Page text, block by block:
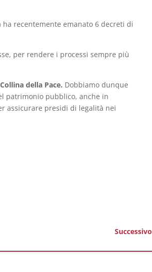
ha recentemente emanato 6 decreti di
per rendere i processi sempre più
della Pace. Dobbiamo dunque
patrimonio pubblico, anche in
assicurare presidi di legalità nei
Successivo